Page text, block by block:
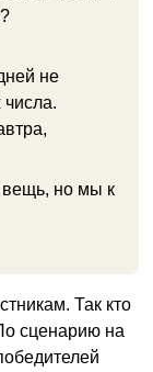
не
но мы к
Так кто
сценарию на